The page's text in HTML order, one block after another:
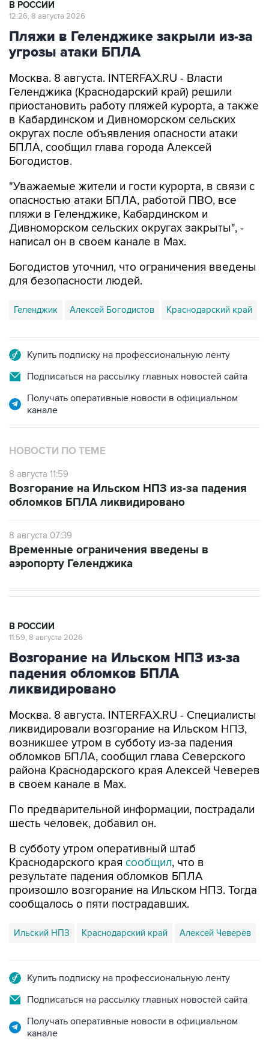
В РОССИИ
12:26, 8 августа 2026
Пляжи в Геленджике закрыли из-за
угрозы атаки БПЛА
Москва. 8 августа. INTERFAX.RU - Власти
Геленджика (Краснодарский край) решили
приостановить работу пляжей курорта, а также
в Кабардинском и Дивноморском сельских
округах после объявления опасности атаки
БПЛА, сообщил глава города Алексей
Богодистов.
"Уважаемые жители и гости курорта, в связи с
опасностью атаки БПЛА, работой ПВО, все
пляжи в Геленджике, Кабардинском и
Дивноморском сельских округах закрыты", -
написал он в своем канале в Max.
Богодистов уточнил, что ограничения введены
для безопасности людей.
Геленджик Алексей Богодистов Краснодарский край
Купить подписку на профессиональную ленту
Подписаться на рассылку главных новостей сайта
Получать оперативные новости в официальном
канале
НОВОСТИ ПО ТЕМЕ
8 августа 11:59
Возгорание на Ильском НПЗ из-за падения
обломков БПЛА ликвидировано
8 августа 07:39
Временные ограничения введены в
аэропорту Геленджика
В РОССИИ
11:59, 8 августа 2026
Возгорание на Ильском НПЗ из-за
падения обломков БПЛА
ликвидировано
Москва. 8 августа. INTERFAX.RU - Специалисты
ликвидировали возгорание на Ильском НПЗ,
возникшее утром в субботу из-за падения
обломков БПЛА, сообщил глава Северского
района Краснодарского края Алексей Чеверев
в своем канале в Max.
По предварительной информации, пострадали
шесть человек, добавил он.
В субботу утром оперативный штаб
Краснодарского края сообщил, что в
результате падения обломков БПЛА
произошло возгорание на Ильском НПЗ. Тогда
сообщалось о пяти пострадавших.
Ильский НПЗ Краснодарский край Алексей Чеверев
Купить подписку на профессиональную ленту
Подписаться на рассылку главных новостей сайта
Получать оперативные новости в официальном
канале